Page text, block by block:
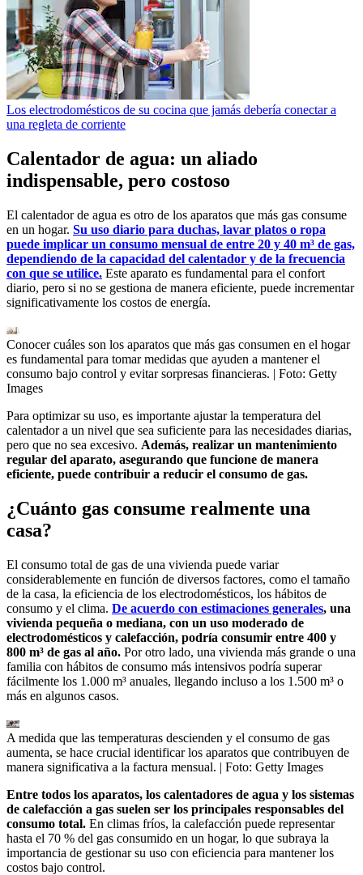
Los electrodomésticos de su cocina que jamás debería conectar a
una regleta de corriente
Calentador de agua: un aliado
indispensable, pero costoso
El calentador de agua es otro de los aparatos que más gas consume
en un hogar. Su uso diario para duchas, lavar platos o ropa
puede implicar un consumo mensual de entre 20 y 40 m³ de gas,
dependiendo de la capacidad del calentador y de la frecuencia
con que se utilice. Este aparato es fundamental para el confort
diario, pero si no se gestiona de manera eficiente, puede incrementar
significativamente los costos de energía.
Conocer cuáles son los aparatos que más gas consumen en el hogar
es fundamental para tomar medidas que ayuden a mantener el
consumo bajo control y evitar sorpresas financieras. | Foto: Getty
Images
Para optimizar su uso, es importante ajustar la temperatura del
calentador a un nivel que sea suficiente para las necesidades diarias,
pero que no sea excesivo. Además, realizar un mantenimiento
regular del aparato, asegurando que funcione de manera
eficiente, puede contribuir a reducir el consumo de gas.
¿Cuánto gas consume realmente una
casa?
El consumo total de gas de una vivienda puede variar
considerablemente en función de diversos factores, como el tamaño
de la casa, la eficiencia de los electrodomésticos, los hábitos de
consumo y el clima. De acuerdo con estimaciones generales, una
vivienda pequeña o mediana, con un uso moderado de
electrodomésticos y calefacción, podría consumir entre 400 y
800 m³ de gas al año. Por otro lado, una vivienda más grande o una
familia con hábitos de consumo más intensivos podría superar
fácilmente los 1.000 m³ anuales, llegando incluso a los 1.500 m³ o
más en algunos casos.
A medida que las temperaturas descienden y el consumo de gas
aumenta, se hace crucial identificar los aparatos que contribuyen de
manera significativa a la factura mensual. | Foto: Getty Images
Entre todos los aparatos, los calentadores de agua y los sistemas
de calefacción a gas suelen ser los principales responsables del
consumo total. En climas fríos, la calefacción puede representar
hasta el 70 % del gas consumido en un hogar, lo que subraya la
importancia de gestionar su uso con eficiencia para mantener los
costos bajo control.